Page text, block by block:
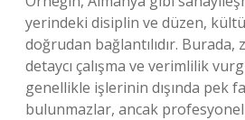
yerindeki disiplin ve düzen,
doğrudan bağlantılıdır. Burada,
detaycı çalışma ve verimlilik
genellikle işlerinin dışında pek
bulunmazlar, ancak